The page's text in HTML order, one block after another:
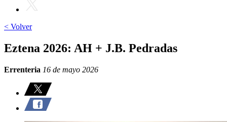
< Volver
Eztena 2026: AH + J.B. Pedradas
Errenteria 16 de mayo 2026